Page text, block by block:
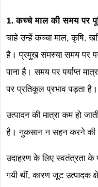
1. कच्चे माल की समय पर
चाहे उन्हें कच्चा माल, कृषि,
है। प्रमुख समस्या समय पर
पाना है। समय पर पर्याप्त
पर प्रतिकूल प्रभाव पड़ता है।
उत्पादन की मात्रा कम हो
है। नुकसान न सहन करने की
उदाहरण के लिए स्वतंत्रता के
गयी थीं, कारण जूट उत्पादक